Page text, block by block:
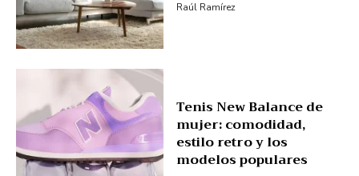
Raúl Ramírez
Tenis New Balance de
mujer: comodidad,
estilo retro y los
modelos populares